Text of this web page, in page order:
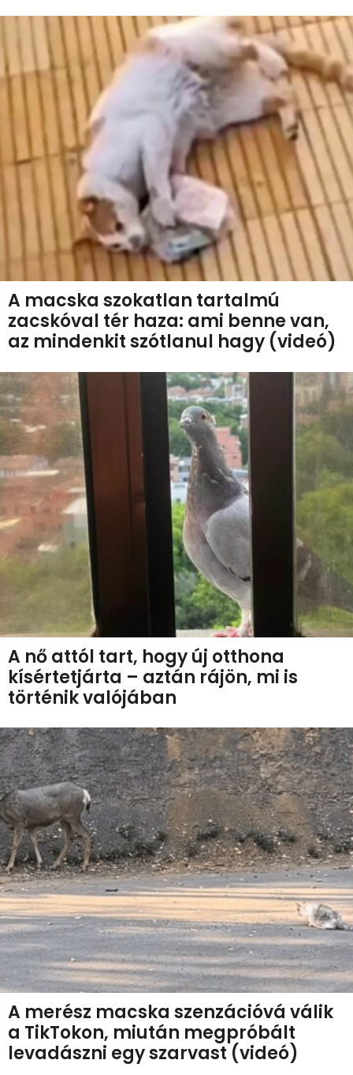
A macska szokatlan tartalmú
zacskóval tér haza: ami benne van,
az mindenkit szótlanul hagy (videó)
A nő attól tart, hogy új otthona
kísértetjárta – aztán rájön, mi is
történik valójában
A merész macska szenzációvá válik
a TikTokon, miután megpróbált
levadászni egy szarvast (videó)